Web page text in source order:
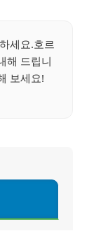
세요.호르
해 드립니
보세요!